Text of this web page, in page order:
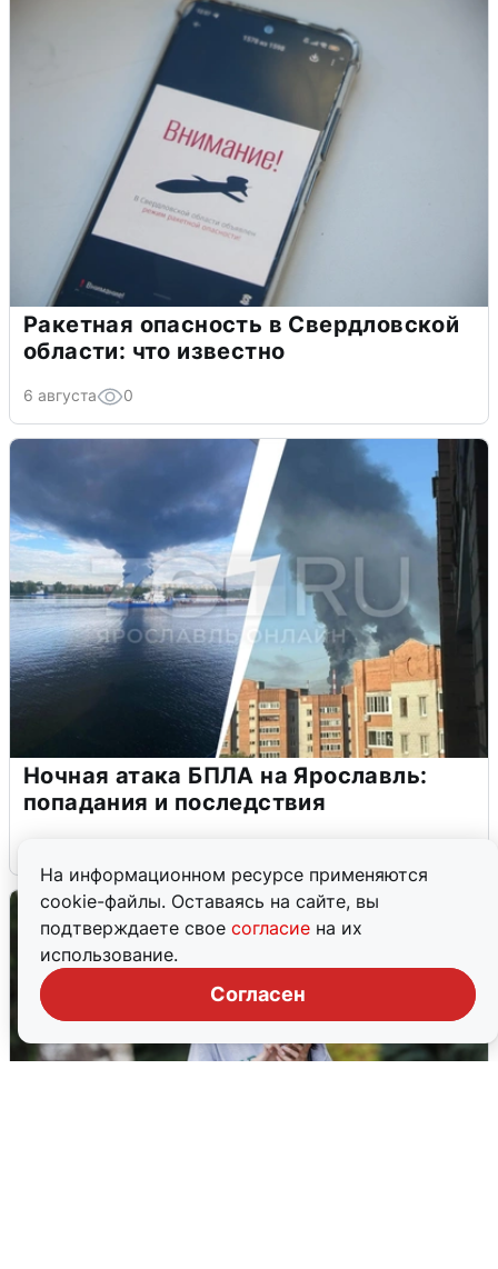
На информационном ресурсе применяются
cookie-файлы. Оставаясь на сайте, вы
подтверждаете свое согласие на их
использование.
Согласен
Ракетная опасность в Свердловской
области: что известно
6 августа 0
Ночная атака БПЛА на Ярославль:
попадания и последствия